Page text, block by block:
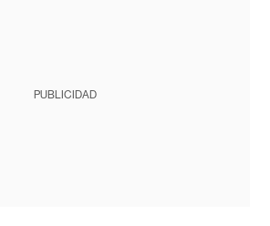
PUBLICIDAD